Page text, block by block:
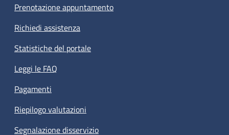
Prenotazione appuntamento
Richiedi assistenza
Statistiche del portale
Leggi le FAQ
Pagamenti
Riepilogo valutazioni
Segnalazione disservizio